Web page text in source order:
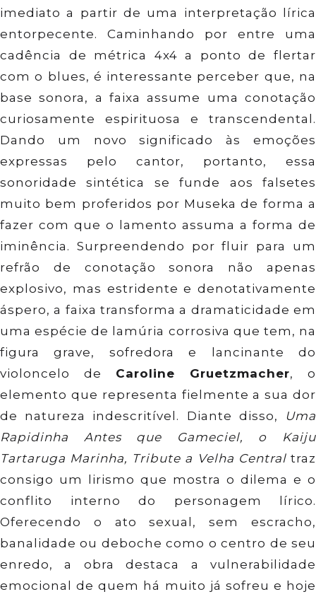
imediato a partir de uma interpretação lírica
entorpecente. Caminhando por entre uma
cadência de métrica 4x4 a ponto de flertar
com o blues, é interessante perceber que, na
base sonora, a faixa assume uma conotação
curiosamente espirituosa e transcendental.
Dando um novo significado às emoções
expressas pelo cantor, portanto, essa
sonoridade sintética se funde aos falsetes
muito bem proferidos por Museka de forma a
fazer com que o lamento assuma a forma de
iminência. Surpreendendo por fluir para um
refrão de conotação sonora não apenas
explosivo, mas estridente e denotativamente
áspero, a faixa transforma a dramaticidade em
uma espécie de lamúria corrosiva que tem, na
figura grave, sofredora e lancinante do
violoncelo de Caroline Gruetzmacher, o
elemento que representa fielmente a sua dor
de natureza indescritível. Diante disso, Uma
Rapidinha Antes que Gameciel, o Kaiju
Tartaruga Marinha, Tribute a Velha Centraltraz
consigo um lirismo que mostra o dilema e o
conflito interno do personagem lírico.
Oferecendo o ato sexual, sem escracho,
banalidade ou deboche como o centro de seu
enredo, a obra destaca a vulnerabilidade
emocional de quem há muito já sofreu e hoje